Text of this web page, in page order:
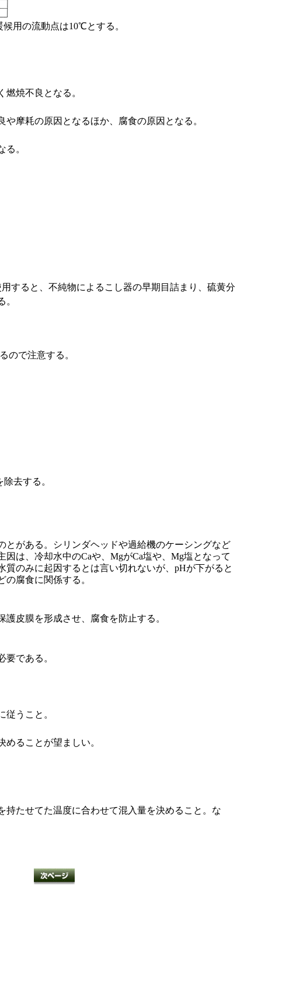
用の流動点は10℃とする。
焼不良となる。
摩耗の原因となるほか、腐食の原因となる。
。
すると、不純物によるこし器の早期目詰まり、硫黄分
ので注意する。
去する。
がある。シリンダヘッドや過給機のケーシングなど
は、冷却水中のCaや、MgがCa塩や、Mg塩となって
のみに起因するとは言い切れないが、pHが下がると
腐食に関係する。
皮膜を形成させ、腐食を防止する。
である。
うこと。
ることが望ましい。
たせてた温度に合わせて混入量を決めること。な